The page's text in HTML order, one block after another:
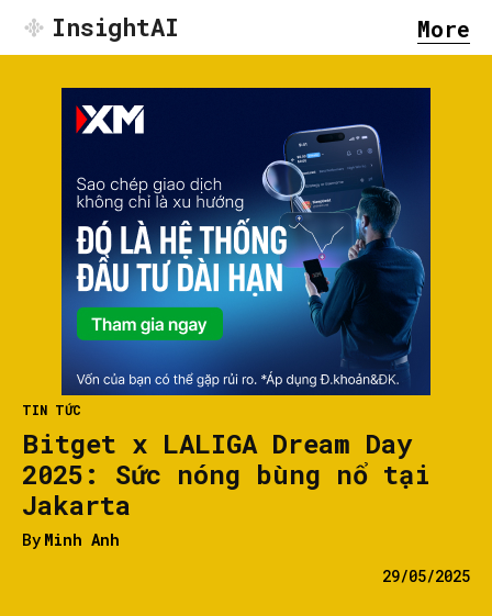
InsightAI More
TIN TỨC
Bitget x LALIGA Dream Day
2025: Sức nóng bùng nổ tại
Jakarta
By Minh Anh
29/05/2025